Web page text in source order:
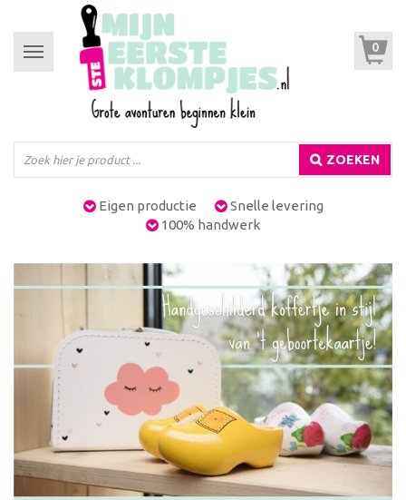
Toggle
navigation
0
ZOEKEN
Eigen productie
Snelle levering
100% handwerk